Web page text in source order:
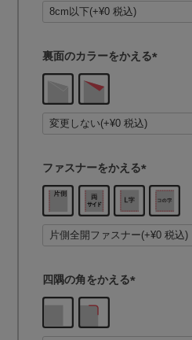
裏面のカラーをかえる
須
)
ファスナーをかえる
(
須
)
四隅の角をかえる